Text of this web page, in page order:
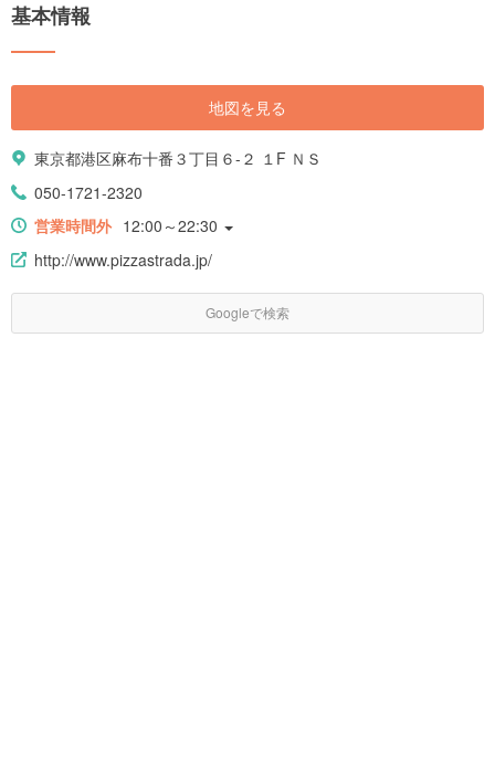
基本情報
地図を見る
東京都港区麻布十番３丁目６-２ １F ＮＳ
050-1721-2320
営業時間外 12:00～22:30
http://www.pizzastrada.jp/
Googleで検索